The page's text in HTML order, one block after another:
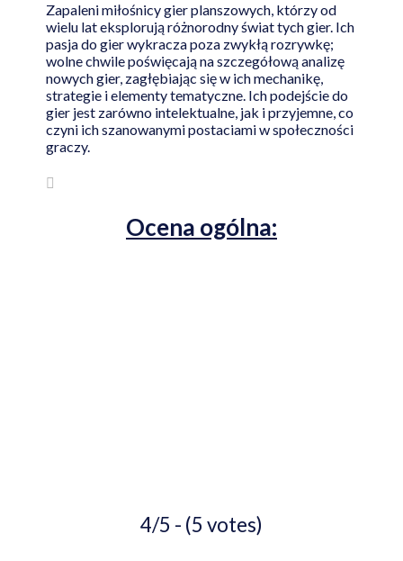
Zapaleni miłośnicy gier planszowych, którzy od
wielu lat eksplorują różnorodny świat tych gier. Ich
pasja do gier wykracza poza zwykłą rozrywkę;
wolne chwile poświęcają na szczegółową analizę
nowych gier, zagłębiając się w ich mechanikę,
strategie i elementy tematyczne. Ich podejście do
gier jest zarówno intelektualne, jak i przyjemne, co
czyni ich szanowanymi postaciami w społeczności
graczy.
Ocena ogólna:
4/5 - (5 votes)